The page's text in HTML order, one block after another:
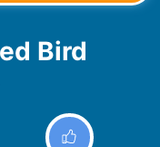
Bird